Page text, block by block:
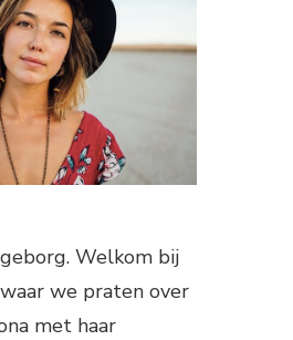
Welkom bij
we praten over
met haar